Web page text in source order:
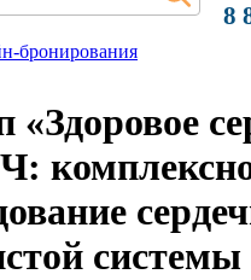
8
бронирования
«Здоровое
системы